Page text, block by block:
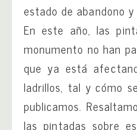
estado de abandono y
En este año, las
monumento no han
que ya está
ladrillos, tal y cómo
publicamos.
las pintadas sobre